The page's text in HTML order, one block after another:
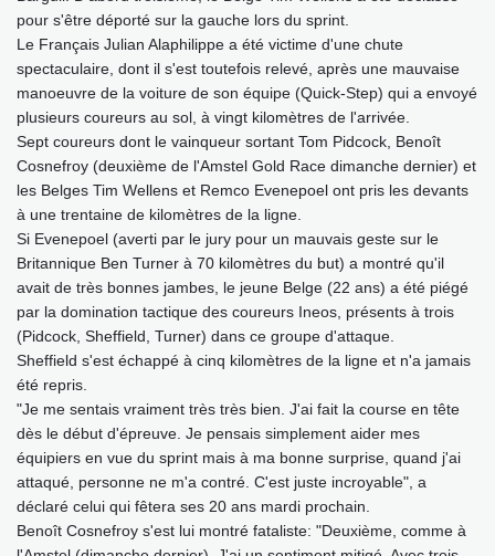
pour s'être déporté sur la gauche lors du sprint.
Le Français Julian Alaphilippe a été victime d'une chute
spectaculaire, dont il s'est toutefois relevé, après une mauvaise
manoeuvre de la voiture de son équipe (Quick-Step) qui a envoyé
plusieurs coureurs au sol, à vingt kilomètres de l'arrivée.
Sept coureurs dont le vainqueur sortant Tom Pidcock, Benoît
Cosnefroy (deuxième de l'Amstel Gold Race dimanche dernier) et
les Belges Tim Wellens et Remco Evenepoel ont pris les devants
à une trentaine de kilomètres de la ligne.
Si Evenepoel (averti par le jury pour un mauvais geste sur le
Britannique Ben Turner à 70 kilomètres du but) a montré qu'il
avait de très bonnes jambes, le jeune Belge (22 ans) a été piégé
par la domination tactique des coureurs Ineos, présents à trois
(Pidcock, Sheffield, Turner) dans ce groupe d'attaque.
Sheffield s'est échappé à cinq kilomètres de la ligne et n'a jamais
été repris.
"Je me sentais vraiment très très bien. J'ai fait la course en tête
dès le début d'épreuve. Je pensais simplement aider mes
équipiers en vue du sprint mais à ma bonne surprise, quand j'ai
attaqué, personne ne m'a contré. C'est juste incroyable", a
déclaré celui qui fêtera ses 20 ans mardi prochain.
Benoît Cosnefroy s'est lui montré fataliste: "Deuxième, comme à